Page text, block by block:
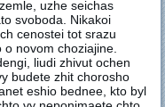
uzhe seichas
svoboda. Nikakoi
cenostei tot srazu
novom choziajine.
liudi zhivut ochen
budete zhit chorosho
eshio bednee, kto byl